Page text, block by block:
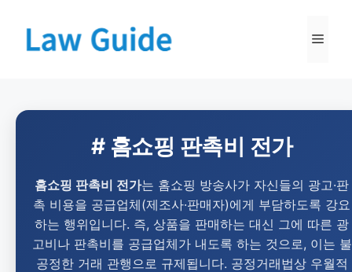
# 홈쇼핑 판촉비 전가
홈쇼핑 판촉비 전가는 홈쇼핑 방송사가 자신들의 광고·판
촉 비용을 공급업체(제조사·판매자)에게 부담하도록 강요
하는 행위입니다. 즉, 상품을 판매하는 대신 그에 따른 광
고비나 판촉비를 공급업체가 내도록 하는 것으로, 이는 불
공정한 거래 관행으로 규제됩니다. 공정거래법상 우월적